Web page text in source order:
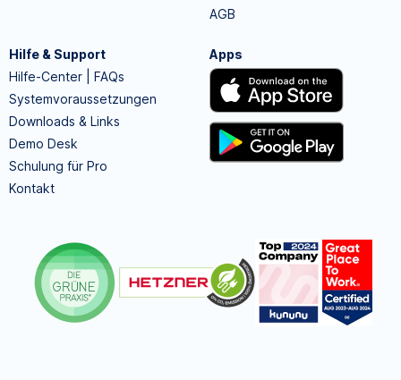
AGB
Hilfe & Support
Hilfe-Center | FAQs
Systemvoraussetzungen
Downloads & Links
Demo Desk
Schulung für Pro
Kontakt
Apps